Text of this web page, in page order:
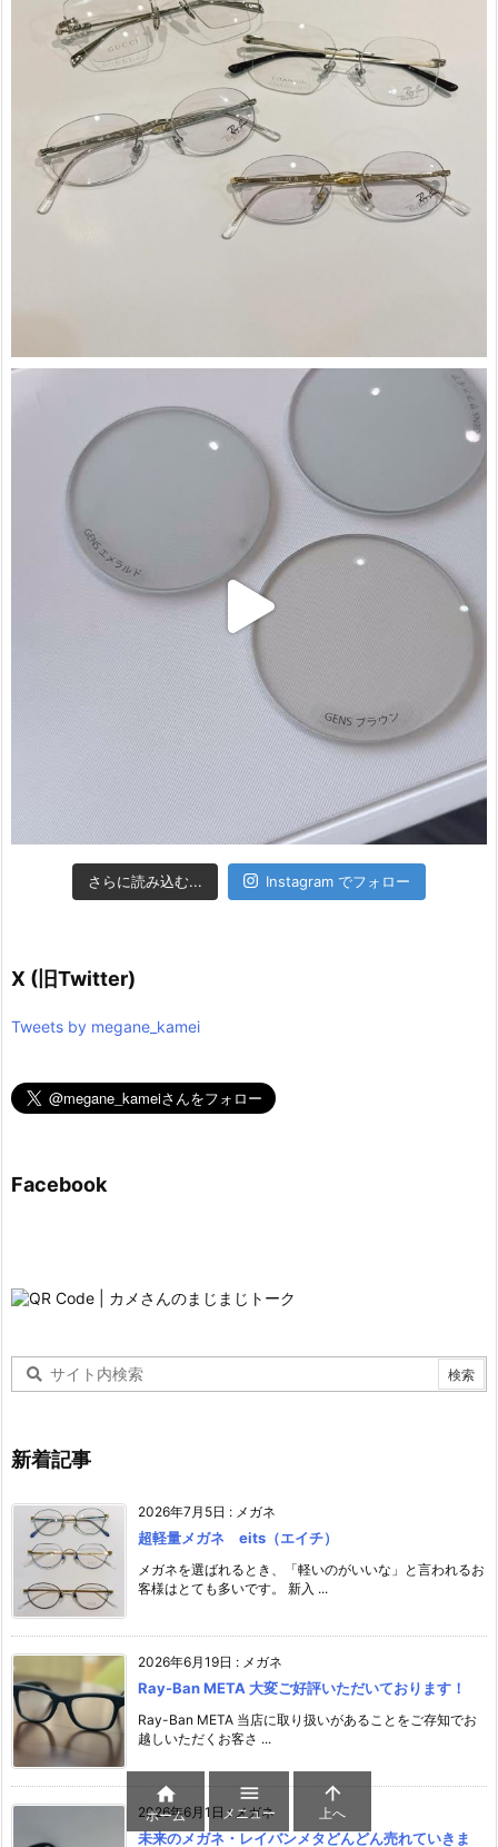
さらに読み込む... Instagram でフォロー
X (旧Twitter)
Tweets by megane_kamei
Facebook
新着記事
2026年7月5日 : メガネ
超軽量メガネ eits（エイチ）
メガネを選ばれるとき、「軽いのがいいな」と言われるお
客様はとても多いです。 新入 ...
2026年6月19日 : メガネ
Ray-Ban META 大変ご好評いただいております！
Ray-Ban META 当店に取り扱いがあることをご存知でお
越しいただくお客さ ...
2026年6月1日 : メガネ
未来のメガネ・レイバンメタどんどん売れていきま

ホーム

メニュー

上へ